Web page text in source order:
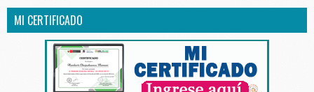
MI CERTIFICADO